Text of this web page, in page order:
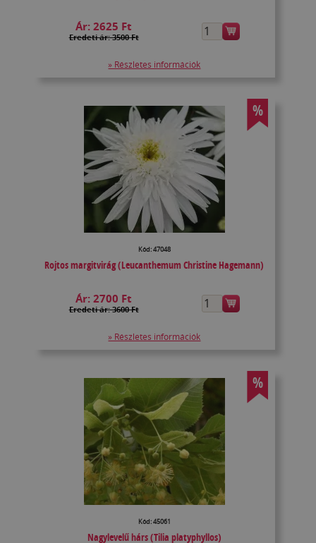
Ár:2625 Ft
Eredeti ár: 3500 Ft
» Részletes információk
%
Kód: 47048
Rojtos margitvirág (Leucanthemum Christine Hagemann)
Ár:2700 Ft
Eredeti ár: 3600 Ft
» Részletes információk
%
Kód: 45061
Nagylevelű hárs (Tilia platyphyllos)